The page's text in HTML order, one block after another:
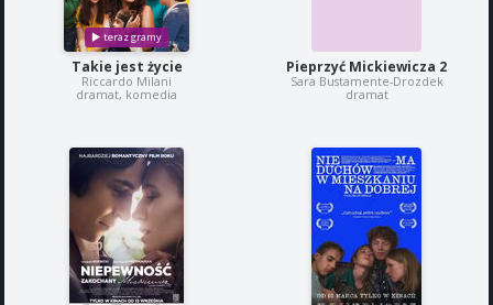
Takie jest życie
Riccardo Milani
dramat, komedia
Pieprzyć Mickiewicza 2
Sara Bustamente-Drozdek
dramat